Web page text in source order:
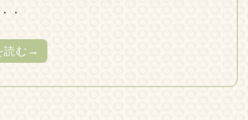
・
読む→